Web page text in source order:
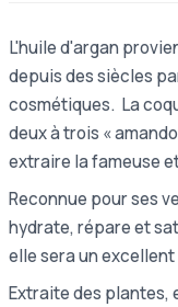
L'huile d'argan
depuis des siècles
cosmétiques. La
deux à trois «
extraire la fameuse
Reconnue pour ses
hydrate, répare et
elle sera un
Extraite des plantes,